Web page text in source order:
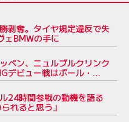
剥奪。タイヤ規定違反で失
ェBMWの手に
ペン、ニュルブルクリンク
デビュー戦はポール・
24時間参戦の動機を語る
れると思う」